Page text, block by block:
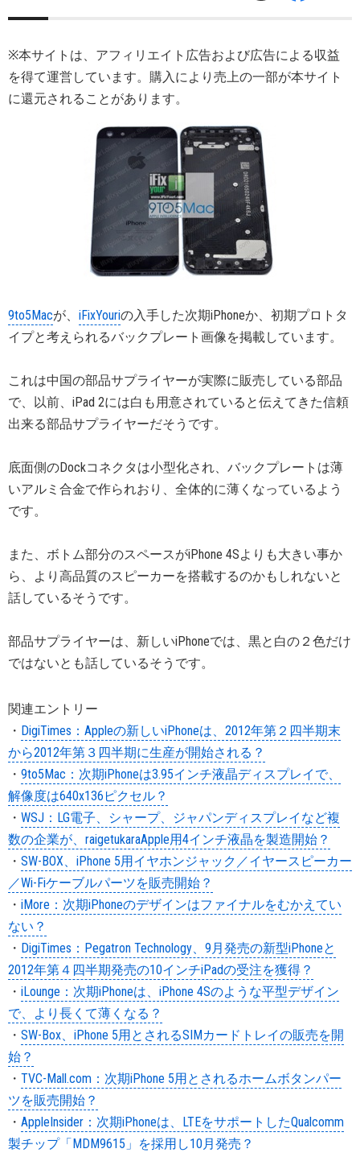
※本サイトは、アフィリエイト広告および広告による収益
を得て運営しています。購入により売上の一部が本サイト
に還元されることがあります。
9to5Macが、 iFixYouriの入手した次期iPhoneか、初期プロトタ
イプと考えられるバックプレート画像を掲載しています。
これは中国の部品サプライヤーが実際に販売している部品
で、以前、iPad 2には白も用意されていると伝えてきた信頼
出来る部品サプライヤーだそうです。
底面側のDockコネクタは小型化され、バックプレートは薄
いアルミ合金で作られおり、全体的に薄くなっているよう
です。
また、ボトム部分のスペースがiPhone 4Sよりも大きい事か
ら、より高品質のスピーカーを搭載するのかもしれないと
話しているそうです。
部品サプライヤーは、新しいiPhoneでは、黒と白の２色だけ
ではないとも話しているそうです。
関連エントリー
・ DigiTimes：Appleの新しいiPhoneは、2012年第２四半期末
から2012年第３四半期に生産が開始される？
・ 9to5Mac：次期iPhoneは3.95インチ液晶ディスプレイで、
解像度は640x136ピクセル？
・ WSJ：LG電子、シャープ、ジャパンディスプレイなど複
数の企業が、raigetukaraApple用4インチ液晶を製造開始？
・ SW-BOX、iPhone 5用イヤホンジャック／イヤースピーカー
／Wi-Fiケーブルパーツを販売開始？
・ iMore：次期iPhoneのデザインはファイナルをむかえてい
ない？
・ DigiTimes：Pegatron Technology、9月発売の新型iPhoneと
2012年第４四半期発売の10インチiPadの受注を獲得？
・ iLounge：次期iPhoneは、iPhone 4Sのような平型デザイン
で、より長くて薄くなる？
・ SW-Box、iPhone 5用とされるSIMカードトレイの販売を開
始？
・ TVC-Mall.com：次期iPhone 5用とされるホームボタンパー
ツを販売開始？
・ AppleInsider：次期iPhoneは、LTEをサポートしたQualcomm
製チップ「MDM9615」を採用し10月発売？